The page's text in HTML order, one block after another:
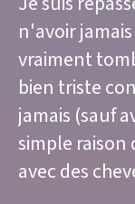
n'avoir
vraiment
bien triste
jamais (sauf
simple raison
avec des